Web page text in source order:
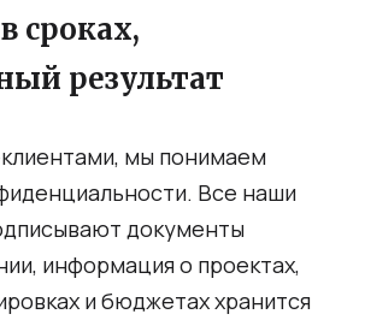
сроках,
результат
мы понимаем
Все наши
документы
информация о проектах,
и бюджетах хранится